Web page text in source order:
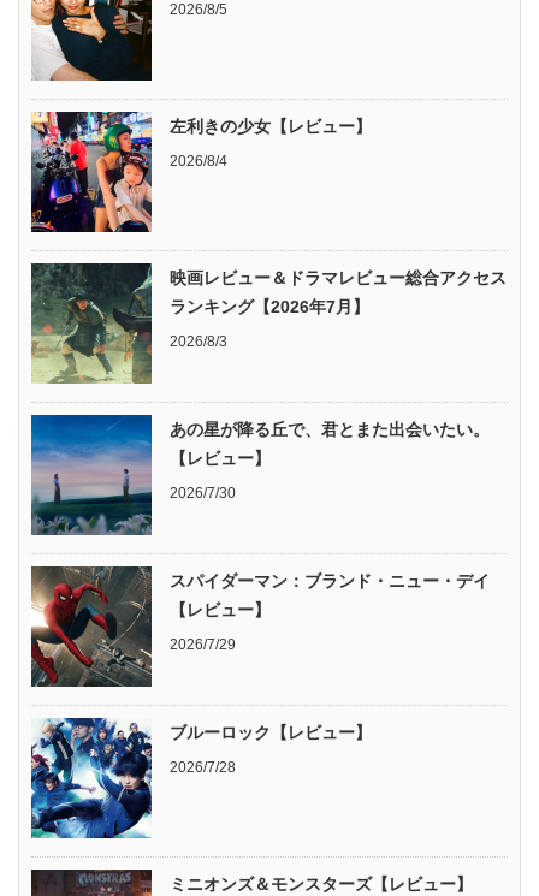
2026/8/5
左利きの少女【レビュー】
2026/8/4
映画レビュー＆ドラマレビュー総合アクセス
ランキング【2026年7月】
2026/8/3
あの星が降る丘で、君とまた出会いたい。
【レビュー】
2026/7/30
スパイダーマン：ブランド・ニュー・デイ
【レビュー】
2026/7/29
ブルーロック【レビュー】
2026/7/28
ミニオンズ＆モンスターズ【レビュー】